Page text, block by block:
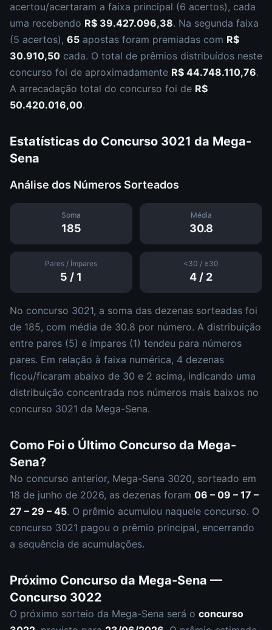
acertou/acertaram a faixa principal (6 acertos), cada
uma recebendo R$ 39.427.096,38. Na segunda faixa
(5 acertos), 65 apostas foram premiadas com R$
30.910,50 cada. O total de prêmios distribuídos neste
concurso foi de aproximadamente R$ 44.748.110,76.
A arrecadação total do concurso foi de R$
50.420.016,00.
Estatísticas do Concurso 3021 da Mega-
Sena
Análise dos Números Sorteados
Soma
185
Média
30.8
Pares / Ímpares
5 / 1
<30 / ≥30
4 / 2
No concurso 3021, a soma das dezenas sorteadas foi
de 185, com média de 30.8 por número. A distribuição
entre pares (5) e ímpares (1) tendeu para números
pares. Em relação à faixa numérica, 4 dezenas
ficou/ficaram abaixo de 30 e 2 acima, indicando uma
distribuição concentrada nos números mais baixos no
concurso 3021 da Mega-Sena.
Como Foi o Último Concurso da Mega-
Sena?
No concurso anterior, Mega-Sena 3020, sorteado em
18 de junho de 2026, as dezenas foram 06 – 09 – 17 –
27 – 29 – 45. O prêmio acumulou naquele concurso. O
concurso 3021 pagou o prêmio principal, encerrando
a sequência de acumulações.
Próximo Concurso da Mega-Sena —
Concurso 3022
O próximo sorteio da Mega-Sena será o concurso